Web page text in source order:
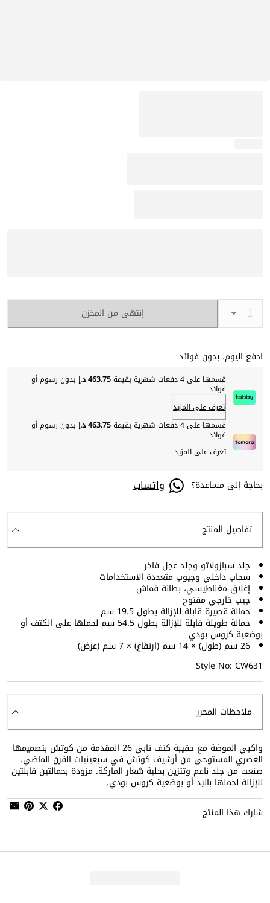
إنتهى من المخزن
ادفع اليوم. بدون فوائد
قسمها على 4 دفعات شهرية بقيمة 463.75 د.إ بدون رسوم أو
فوائد
تعرف على المزيد
قسمها على 4 دفعات شهرية بقيمة
463.75 د.إ بدون رسوم أو
فوائد
تعرف على المزيد
بحاجة إلى مساعدة؟ واتساب
تفاصيل المنتج
جلد سبازولاتو وجلد عجل فاخر
سحاب داخلي وجيوب متعددة الاستخدامات
إغلاق مغناطيسي، بطانة قماش
جيب خارجي مفتوح
حمالة قصيرة قابلة للإزالة بطول 19.5 سم
حمالة طويلة قابلة للإزالة بطول 54.5 سم لحملها على الكتف أو
بوضعية كروس بودي
26 سم (طول) × 14 سم (ارتفاع) × 7 سم (عرض)
Style No: CW631
ملاحظات المحرر
واكبي الموضة مع حقيبة كتف تابي 26 المقدمة من كوتش بتصميمها
العصري المستوحى من أرشيف كوتش في سبعينيات القرن الماضي.
صنعت من جلد ناعم وتتزين بحلية شعار الماركة. مزودة بحمالتين قابلتين
للإزالة لحملها باليد أو بوضعية كروس بودي.
شارك هذا المنتج